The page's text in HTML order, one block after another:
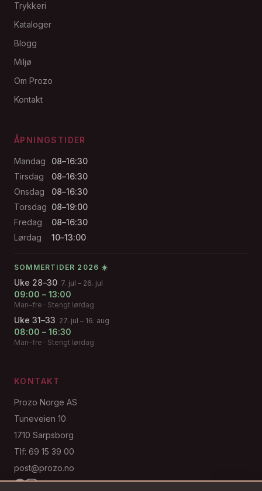
Trykkeri
Kataloger
Blogg
Miljø
Om Prozo
Kontakt
ÅPNINGSTIDER
Mandag
08–16:30
Tirsdag
08–16:30
Onsdag
08–16:30
Torsdag 08–19:00
Fredag
08–16:30
Lørdag
10–13:00
SOMMERTIDER 2026 ☀️
Uke 28–30 7. jul – 26. jul
09:00 – 13:00
Man–fre · Stengt lørdag
Uke 31–33 27. jul – 16. aug
08:00 – 16:30
Man–fre · Stengt lørdag
KONTAKT
Prozo Norge AS
Tuneveien 10
1710 Sarpsborg
Tlf: 69 15 39 00
post@prozo.no